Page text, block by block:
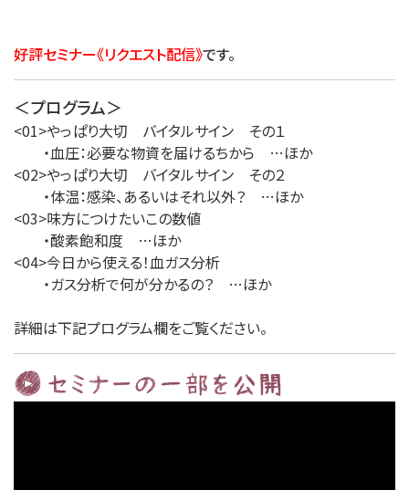
好評セミナー《リクエスト配信》です。
＜プログラム＞
<01>やっぱり大切 バイタルサイン その１
・血圧：必要な物資を届けるちから …ほか
<02>やっぱり大切 バイタルサイン その２
・体温：感染、あるいはそれ以外？ …ほか
<03>味方につけたいこの数値
・酸素飽和度 …ほか
<04>今日から使える！血ガス分析
・ガス分析で何が分かるの？ …ほか
詳細は下記プログラム欄をご覧ください。